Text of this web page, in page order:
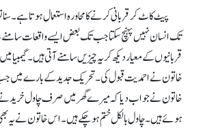
پیٹ کاٹ کر قربانی کرنے کا محاورہ استعمال ہوتا ہے۔
تک انسان نہیں پہنچ سکتا جب تک بعض ایسے واقعات سامنے
خاتون نے احمدیت قبول کی۔ تحریک جدید کے بارے میں جب
خاتون نے جواب دیا کہ میرے گھر میں صرف چاول
ہوئے ہیں۔ چاول بالکل ختم ہو چکے ہیں۔ اس خاتون نے یہ بھی